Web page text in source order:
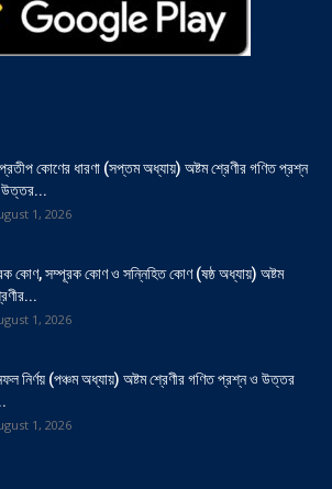
কোণের ধারণা (সপ্তম অধ্যায়) অষ্টম শ্রেণীর গণিত প্রশ্ন
1, 2026
কোণ, সম্পূরক কোণ ও সন্নিহিত কোণ (ষষ্ঠ অধ্যায়) অষ্টম
1, 2026
নির্ণয় (পঞ্চম অধ্যায়) অষ্টম শ্রেণীর গণিত প্রশ্ন ও উত্তর
1, 2026